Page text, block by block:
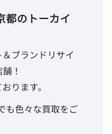
都のトーカイ
ブランドリサイ
！
ります。
も色々な買取をご